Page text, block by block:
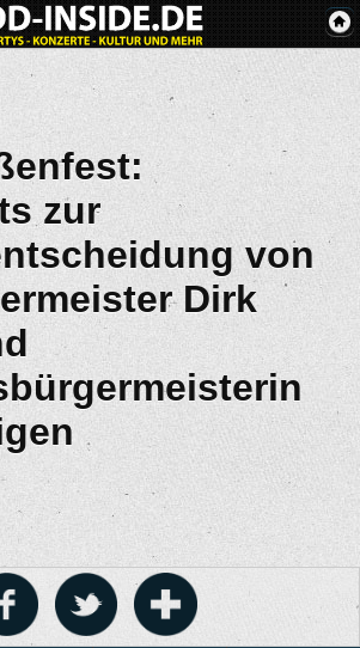
zur
von
Dirk